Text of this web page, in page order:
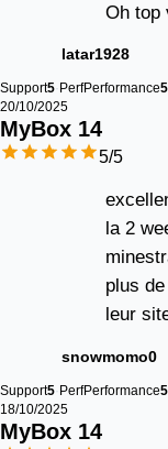
Oh top
latar1928
Support5 PerfPerformance5
20/10/2025
MyBox 14
5/5
la 2
plus
leur
snowmomo0
Support5 PerfPerformance5
18/10/2025
MyBox 14